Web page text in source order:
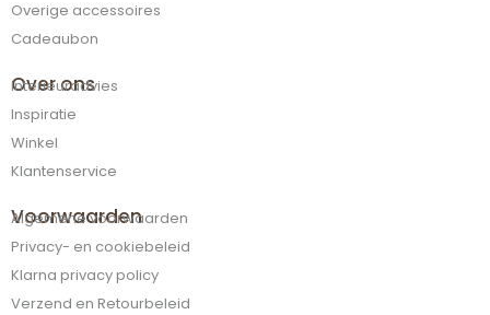
Overige accessoires
Cadeaubon
Over ons
Interieuradvies
Inspiratie
Winkel
Klantenservice
Voorwaarden
Algemene voorwaarden
Privacy- en cookiebeleid
Klarna privacy policy
Verzend en Retourbeleid